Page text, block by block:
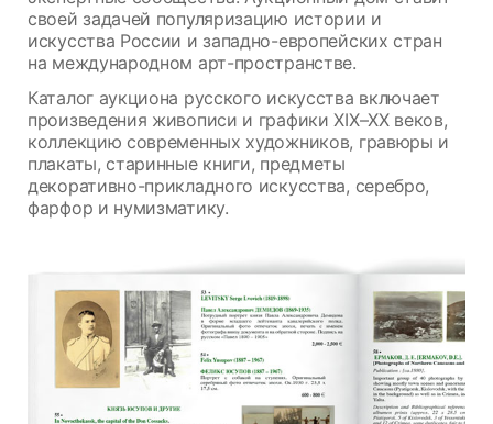
своей задачей популяризацию истории и
искусства России и западно-европейских стран
на международном арт-пространстве.
Каталог аукциона русского искусства включает
произведения живописи и графики XIX–XX веков,
коллекцию современных художников, гравюры и
плакаты, старинные книги, предметы
декоративно-прикладного искусства, серебро,
фарфор и нумизматику.